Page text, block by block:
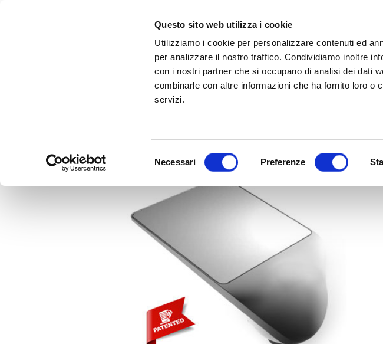
Questo sito web utilizza i cookie
Utilizziamo i cookie per personalizzare contenuti ed
per analizzare il nostro traffico. Condividiamo inoltre
con i nostri partner che si occupano di analisi dei dati
combinarle con altre informazioni che ha fornito loro o
servizi.
Necessari Preferenze